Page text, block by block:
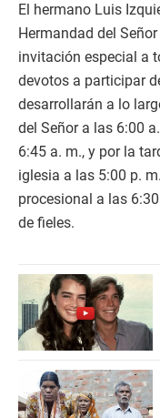
El hermano Luis
Hermandad del
invitación especial a
devotos a participar
desarrollarán a lo
del Señor a las 6:00
6:45 a. m., y por la
iglesia a las 5:00 p.
procesional a las
de fieles.